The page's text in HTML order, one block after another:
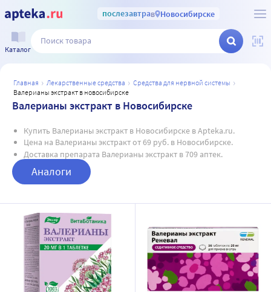
послезавтрав Новосибирске
Каталог
главная лекарственные средства
средства для нервной системы
валерианы экстракт в новосибирске
Валерианы экстракт в Новосибирске
Купить Валерианы экстракт в Новосибирске в Apteka.ru.
Цена на Валерианы экстракт от 69 руб. в Новосибирске.
Доставка препарата Валерианы экстракт в 709 аптек.
Аналоги